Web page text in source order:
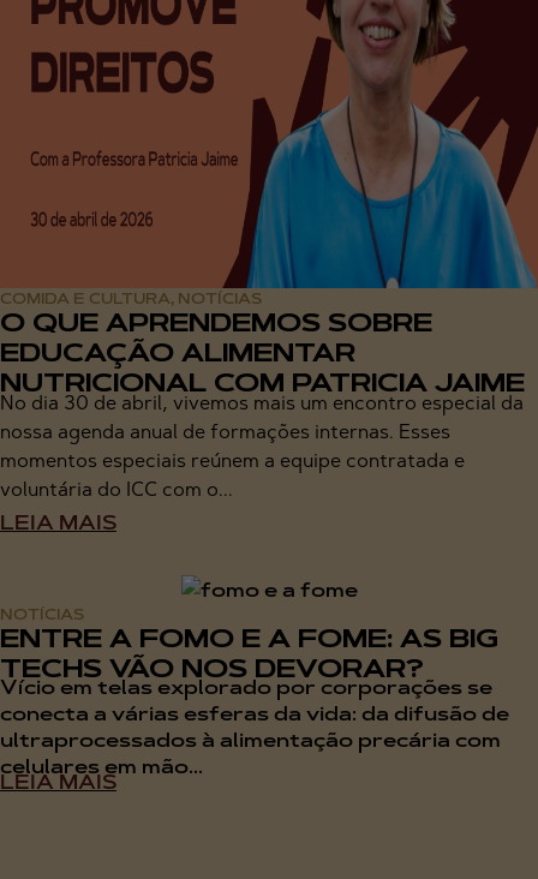
COMIDA E CULTURA, NOTÍCIAS
O QUE APRENDEMOS SOBRE
EDUCAÇÃO ALIMENTAR
NUTRICIONAL COM PATRICIA JAIME
No dia 30 de abril, vivemos mais um encontro especial da
nossa agenda anual de formações internas. Esses
momentos especiais reúnem a equipe contratada e
voluntária do ICC com o...
LEIA MAIS
NOTÍCIAS
ENTRE A FOMO E A FOME: AS BIG
TECHS VÃO NOS DEVORAR?
Vício em telas explorado por corporações se
conecta a várias esferas da vida: da difusão de
ultraprocessados à alimentação precária com
celulares em mão...
LEIA MAIS